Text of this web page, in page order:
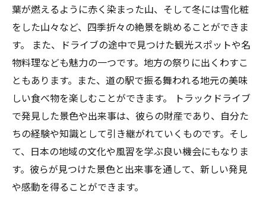
葉が燃えるように赤く染まった山、そして冬には雪化粧
をした山々など、四季折々の絶景を眺めることができま
す。 また、ドライブの途中で見つけた観光スポットや名
物料理なども魅力の一つです。地方の祭りに出くわすこ
ともあります。また、道の駅で振る舞われる地元の美味
しい食べ物を楽しむことができます。 トラックドライブ
で発見した景色や出来事は、彼らの財産であり、自分た
ちの経験や知識として引き継がれていくものです。そし
て、日本の地域の文化や風習を学ぶ良い機会にもなりま
す。彼らが見つけた景色と出来事を通して、新しい発見
や感動を得ることができます。